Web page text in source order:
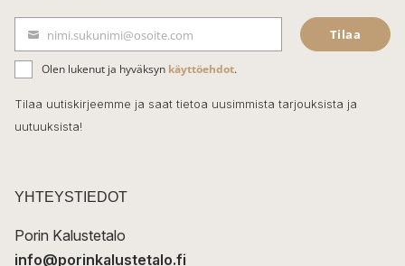
e
b
o
o
k
ä
h
k
t
nimi.sukunimi@osoite.com Tilaa
Olen lukenut ja hyväksyn käyttöehdot.
Tilaa uutiskirjeemme ja saat tietoa uusimmista tarjouksista ja
uutuuksista!
YHTEYSTIEDOT
Porin Kalustetalo
info@porinkalustetalo.fi